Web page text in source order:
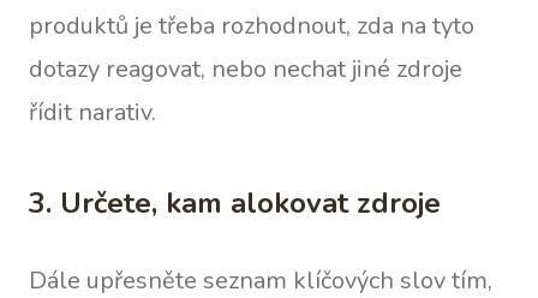
produktů je třeba rozhodnout, zda na tyto
dotazy reagovat, nebo nechat jiné zdroje
řídit narativ.
3. Určete, kam alokovat zdroje
Dále upřesněte seznam klíčových slov tím,